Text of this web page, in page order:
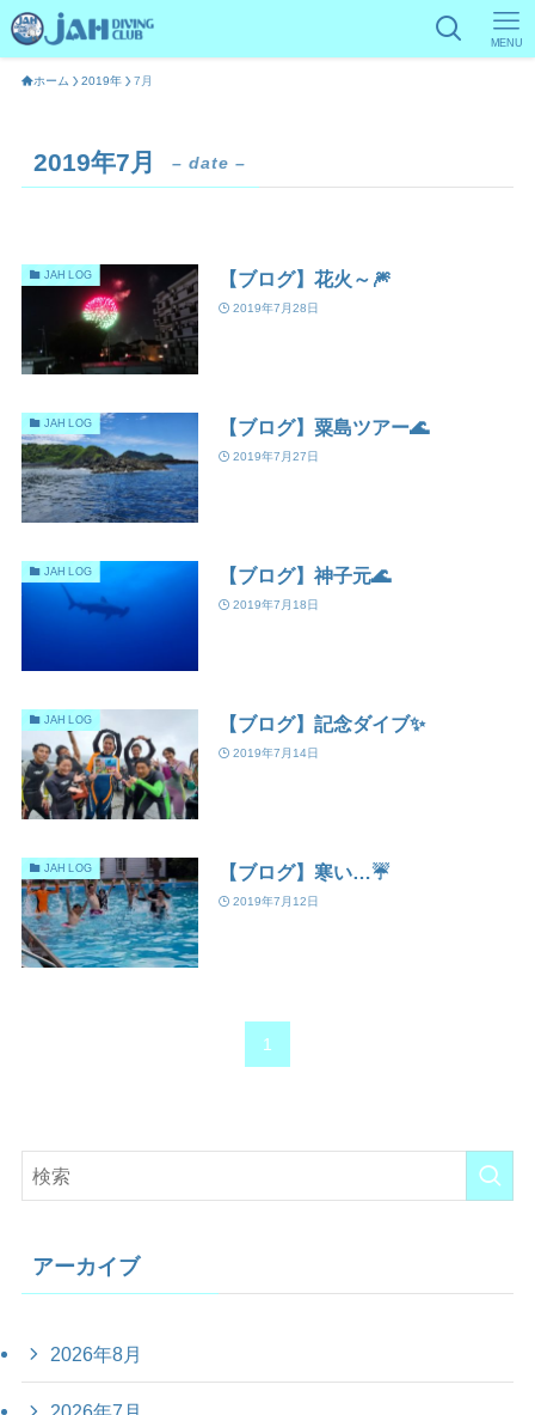
MENU
ホーム 2019年 7月
2019年7月 – date –
JAH LOG 【ブログ】花火～🎆
2019年7月28日
JAH LOG 【ブログ】粟島ツアー🌊
2019年7月27日
JAH LOG 【ブログ】神子元🌊
2019年7月18日
JAH LOG 【ブログ】記念ダイブ✨
2019年7月14日
JAH LOG 【ブログ】寒い…☔
2019年7月12日
1
アーカイブ
2026年8月